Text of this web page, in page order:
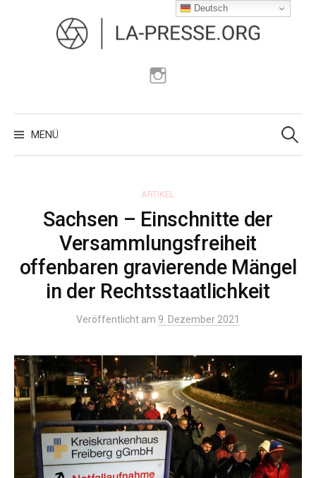
überspringen
MENÜ
Suchen
nach:
ARTIKEL
Sachsen – Einschnitte der
Versammlungsfreiheit
offenbaren gravierende Mängel
in der Rechtsstaatlichkeit
Veröffentlicht am 9. Dezember 2021
Deutsch